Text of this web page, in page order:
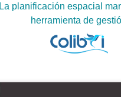
La planificación espacial
herramienta de